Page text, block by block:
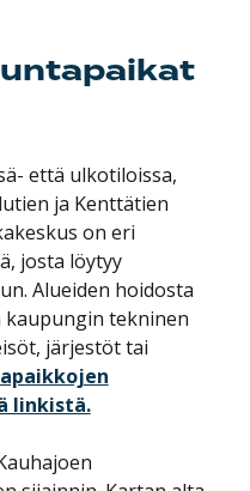
että ulkotiloissa,
ja Kenttätien
on eri
josta löytyy
Alueiden hoidosta
kaupungin tekninen
järjestöt tai
linkistä.